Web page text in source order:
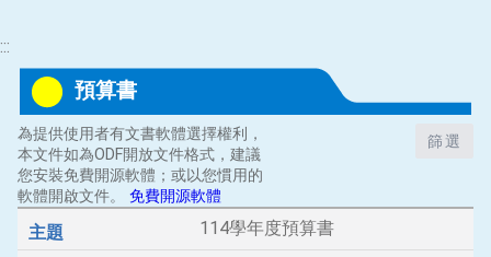
:::
預算書
為提供使用者有文書軟體選擇權利，
本文件如為ODF開放文件格式，建議
您安裝免費開源軟體；或以您慣用的
軟體開啟文件。 免費開源軟體
篩選
114學年度預算書